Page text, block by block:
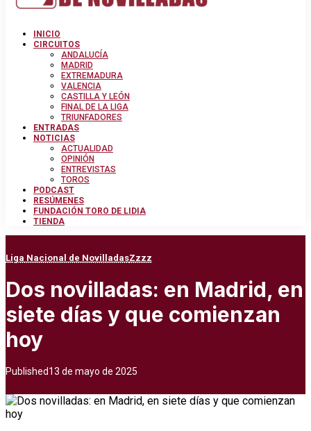
INICIO
CIRCUITOS
ANDALUCÍA
MADRID
EXTREMADURA
VALENCIA
CASTILLA Y LEÓN
FINAL DE LA LIGA
TRIUNFADORES
ENTRADAS
NOTICIAS
ACTUALIDAD
OPINIÓN
ENTREVISTAS
TOROS
PODCAST
RESÚMENES
FUNDACIÓN TORO DE LIDIA
TIENDA
Liga Nacional de NovilladasZzzz
Dos novilladas: en Madrid, en
siete días y que comienzan
hoy
Published13 de mayo de 2025